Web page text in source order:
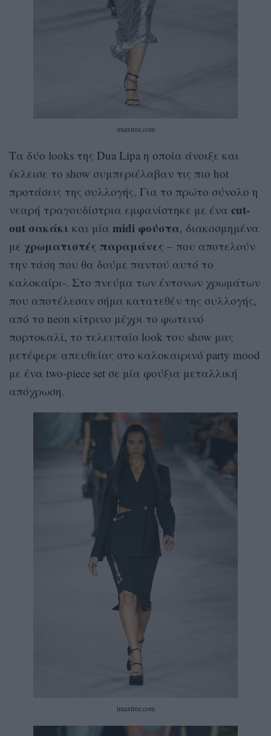
imaxtree.com
Τα δύο looks της Dua Lipa η οποία άνοιξε και
έκλεισε το show συμπεριέλαβαν τις πιο hot
προτάσεις της συλλογής. Για το πρώτο σύνολο η
νεαρή τραγουδίστρια εμφανίστηκε με ένα cut-
out σακάκι και μία midi φούστα, διακοσμημένα
με χρωματιστές παραμάνες – που αποτελούν
την τάση που θα δούμε παντού αυτό το
καλοκαίρι-. Στο πνεύμα των έντονων χρωμάτων
που αποτέλεσαν σήμα κατατεθέν της συλλογής,
από το neon κίτρινο μέχρι το φωτεινό
πορτοκαλί, το τελευταίο look του show μας
μετέφερε απευθείας στο καλοκαιρινό party mood
με ένα two-piece set σε μία φούξια μεταλλική
απόχρωση.
imaxtree.com